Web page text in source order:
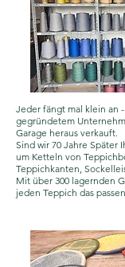
Jeder fängt mal klein an
gegründetem
Garage heraus verkauft.
Sind wir 70 Jahre Später
um Ketteln von
Teppichkanten,
Mit über 300 lagernden
jeden Teppich das